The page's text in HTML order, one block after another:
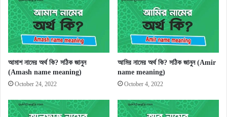
আমাশ নামের অর্থ কি? সঠিক জানুন
(Amash name meaning)
October 24, 2022
আমির নামের অর্থ কি? সঠিক জানুন (Amir
name meaning)
October 4, 2022